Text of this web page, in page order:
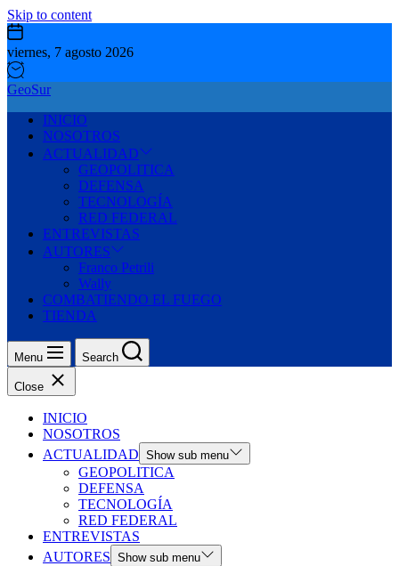
Skip to content
viernes, 7 agosto 2026
GeoSur
INICIO
NOSOTROS
ACTUALIDAD
GEOPOLITICA
DEFENSA
TECNOLOGÍA
RED FEDERAL
ENTREVISTAS
AUTORES
Franco Petrili
Wally
COMBATIENDO EL FUEGO
TIENDA
Menu Search
Close
INICIO
NOSOTROS
ACTUALIDAD Show sub menu
GEOPOLITICA
DEFENSA
TECNOLOGÍA
RED FEDERAL
ENTREVISTAS
AUTORES Show sub menu